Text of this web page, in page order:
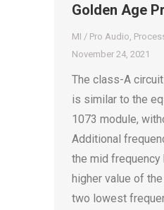
Golden Age
MI / Pro Audio
November 24, 2021
The class-A
is similar to the
1073 module,
Additional
the mid
higher value of
two lowest